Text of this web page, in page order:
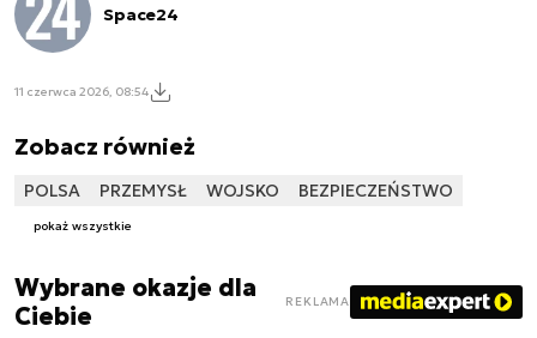
Space24
11 czerwca 2026, 08:54
Zobacz również
POLSA PRZEMYSŁ WOJSKO BEZPIECZEŃSTWO
pokaż wszystkie
Wybrane okazje dla
Ciebie
REKLAMA